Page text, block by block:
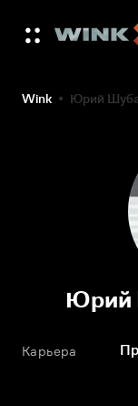
Wink Юрий
Юрий
Карьера